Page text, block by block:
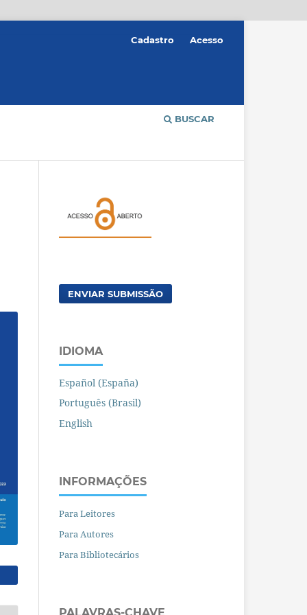
BUSCAR
Cadastro Acesso
ENVIAR SUBMISSÃO
IDIOMA
Español (España)
Português (Brasil)
English
INFORMAÇÕES
Para Leitores
Para Autores
Para Bibliotecários